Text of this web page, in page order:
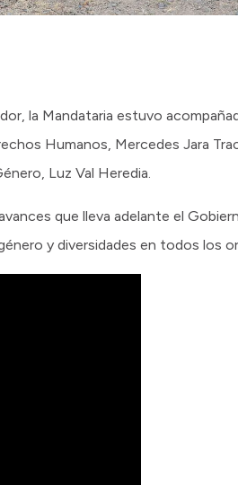
la Mandataria estuvo
Humanos, Mercedes Jara
Luz Val Heredia.
que lleva adelante el
y diversidades en todos los